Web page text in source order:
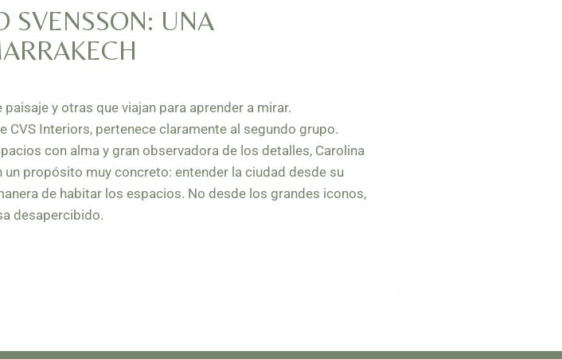
SVENSSON: UNA
y otras que viajan para aprender a mirar.
CVS Interiors, pertenece claramente al segundo grupo.
con alma y gran observadora de los detalles, Carolina
propósito muy concreto: entender la ciudad desde su
de habitar los espacios. No desde los grandes iconos,
desapercibido.